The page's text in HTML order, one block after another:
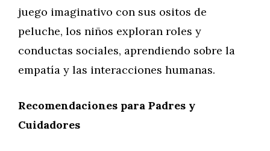
juego imaginativo con sus ositos de
peluche, los niños exploran roles y
conductas sociales, aprendiendo sobre la
empatía y las interacciones humanas.
Recomendaciones para Padres y
Cuidadores